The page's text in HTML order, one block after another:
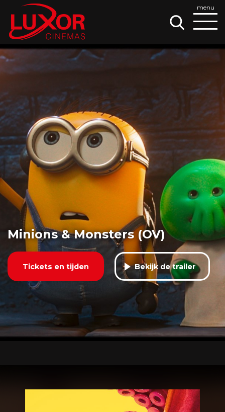
Minions & Monsters (OV)
Tickets en tijden Bekijk de trailer